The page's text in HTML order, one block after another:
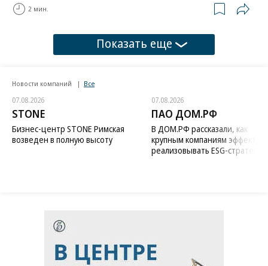
2 мин.
Показать еще
Новости компаний Все
07.08.2026
STONE
Бизнес-центр STONE Римская
возведен в полную высоту
07.08.2026
ПАО ДОМ.РФ
В ДОМ.РФ рассказали, как
крупным компаниям
реализовывать ESG-стратегию